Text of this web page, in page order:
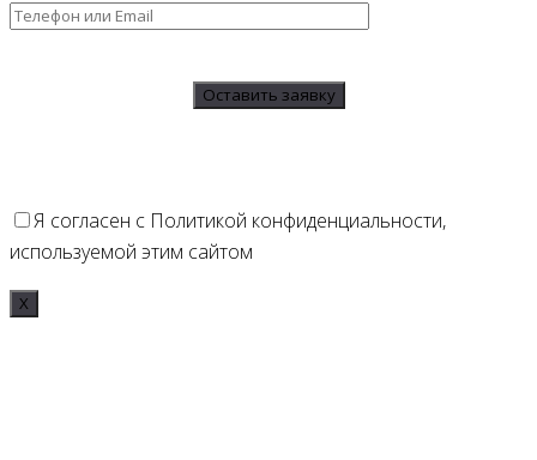
Я согласен с Политикой конфиденциальности,
используемой этим сайтом
Х